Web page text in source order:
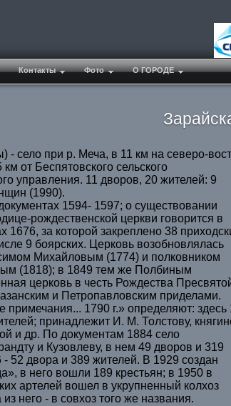
Контакты Фото О ГОРОДЕ
- село при р. Меча, в 11 км на северо-
от Беспятовского сельского
управления. 11 дворов, 20 жителей: 9
(1990).
1594- 1597; о существовании
рождественской церкви говорится в
1676, за которой закреплено 38
9 боярских. Церковь возобновлялась
Михайловым (1774) и полковником
(1818); в 1849 тем же Полбиным
церковь в честь Рождества
и Петропавловским приделами.
примечания... 1790 г.» определяют: здесь
принадлежит И. М. Толстову,
и др. По документам 1884 село
и Кузовлеву, в нем 49 дворов и 319
- 52 двора и 389 жителей. В 1929 создан
в него вошли 189 крестьян; в 1950 в
артелей вошел в укрупненный колхоз
него - в совхоз того же названия.